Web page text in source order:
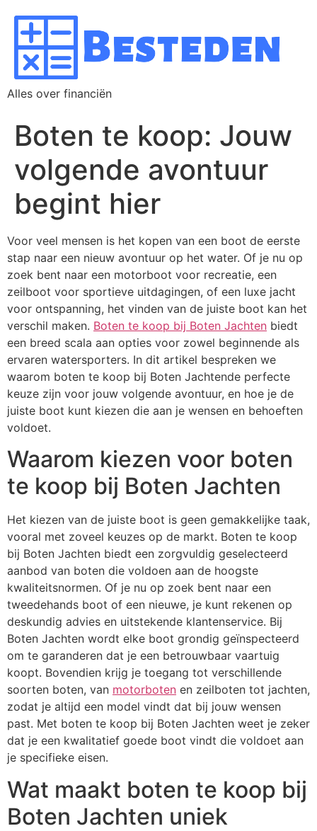
Alles over financiën
Boten te koop: Jouw
volgende avontuur
begint hier
Voor veel mensen is het kopen van een boot de eerste
stap naar een nieuw avontuur op het water. Of je nu op
zoek bent naar een motorboot voor recreatie, een
zeilboot voor sportieve uitdagingen, of een luxe jacht
voor ontspanning, het vinden van de juiste boot kan het
verschil maken. Boten te koop bij Boten Jachten biedt
een breed scala aan opties voor zowel beginnende als
ervaren watersporters. In dit artikel bespreken we
waarom boten te koop bij Boten Jachtende perfecte
keuze zijn voor jouw volgende avontuur, en hoe je de
juiste boot kunt kiezen die aan je wensen en behoeften
voldoet.
Waarom kiezen voor boten
te koop bij Boten Jachten
Het kiezen van de juiste boot is geen gemakkelijke taak,
vooral met zoveel keuzes op de markt. Boten te koop
bij Boten Jachten biedt een zorgvuldig geselecteerd
aanbod van boten die voldoen aan de hoogste
kwaliteitsnormen. Of je nu op zoek bent naar een
tweedehands boot of een nieuwe, je kunt rekenen op
deskundig advies en uitstekende klantenservice. Bij
Boten Jachten wordt elke boot grondig geïnspecteerd
om te garanderen dat je een betrouwbaar vaartuig
koopt. Bovendien krijg je toegang tot verschillende
soorten boten, van motorboten en zeilboten tot jachten,
zodat je altijd een model vindt dat bij jouw wensen
past. Met boten te koop bij Boten Jachten weet je zeker
dat je een kwalitatief goede boot vindt die voldoet aan
je specifieke eisen.
Wat maakt boten te koop bij
Boten Jachten uniek